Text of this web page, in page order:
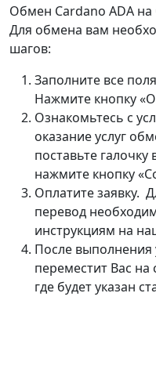
Обмен Cardano ADA на
Для обмена вам
шагов:
Заполните все
Нажмите кнопку
Ознакомьтесь с
оказание услуг
поставьте
нажмите кнопку
Оплатите заявку.
перевод
инструкциям на
После выполнения
переместит Вас на
где будет указан